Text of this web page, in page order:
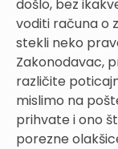
došlo, bez
voditi računa o
stekli neko
Zakonodavac,
različite
mislimo na
prihvate i ono
porezne